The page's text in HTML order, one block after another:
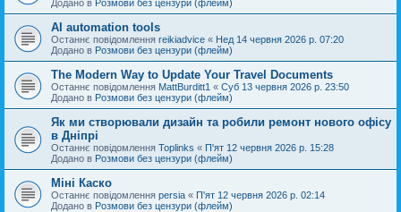
Додано в Розмови без цензури (флейм)
AI automation tools
Останнє повідомлення reikiadvice « Нед 14 червня 2026 р. 07:20
Додано в Розмови без цензури (флейм)
The Modern Way to Update Your Travel Documents
Останнє повідомлення MattBurditt1 « Суб 13 червня 2026 р. 23:50
Додано в Розмови без цензури (флейм)
Як ми створювали дизайн та робили ремонт нового офісу
в Дніпрі
Останнє повідомлення Toplinks « П'ят 12 червня 2026 р. 15:28
Додано в Розмови без цензури (флейм)
Міні Каско
Останнє повідомлення persia « П'ят 12 червня 2026 р. 02:14
Додано в Розмови без цензури (флейм)